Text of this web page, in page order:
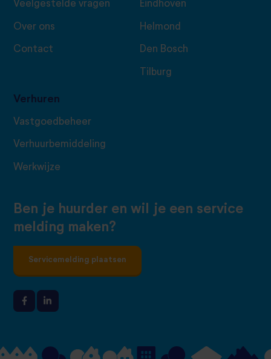
Veelgestelde vragen
Over ons
Contact
Eindhoven
Helmond
Den Bosch
Tilburg
Verhuren
Vastgoedbeheer
Verhuurbemiddeling
Werkwijze
Ben je huurder en wil je een service
melding maken?
Servicemelding plaatsen